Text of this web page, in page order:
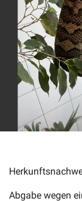
Abgabe wegen